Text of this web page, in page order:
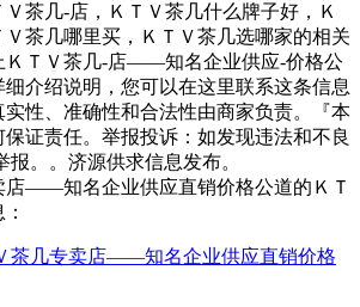
茶几-店，ＫＴＶ茶几什么牌子好，Ｋ
Ｖ茶几哪里买，ＫＴＶ茶几选哪家的相关
ＫＴＶ茶几-店——知名企业供应-价格公
介绍说明，您可以在这里联系这条信息
性、准确性和合法性由商家负责。『本
证责任。举报投诉：如发现违法和不良
报。。济源供求信息发布。
店——知名企业供应直销价格公道的ＫＴ
茶几专卖店——知名企业供应直销价格